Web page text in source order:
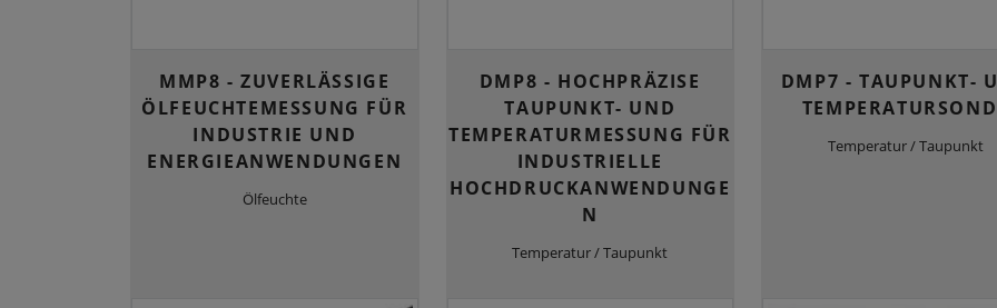
MMP8 - ZUVERLÄSSIGE
ÖLFEUCHTEMESSUNG FÜR
INDUSTRIE UND
ENERGIEANWENDUNGEN
Ölfeuchte
DMP8 - HOCHPRÄZISE
TAUPUNKT- UND
TEMPERATURMESSUNG FÜR
INDUSTRIELLE
HOCHDRUCKANWENDUNGE
N
Temperatur / Taupunkt
DMP7 - TAUPUNKT-
Temperatur / Taupunkt